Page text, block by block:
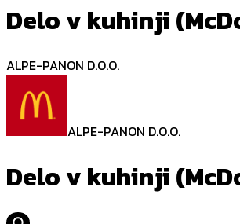
Delo v kuhinji
ALPE-PANON D.O.O.
ALPE-PANON D.O.O.
Delo v kuhinji